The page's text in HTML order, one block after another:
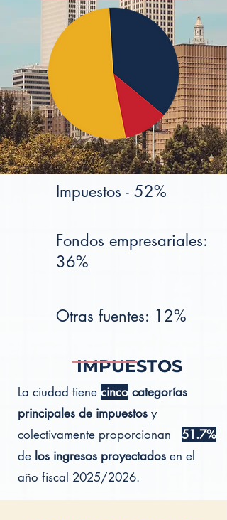
Impuestos - 52%
Fondos empresariales:
36%
Otras fuentes: 12%
IMPUESTOS
La ciudad tiene cinco categorías
principales de impuestos y
colectivamente proporcionan
51.7%
de los ingresos proyectados en el
año fiscal 2025/2026.